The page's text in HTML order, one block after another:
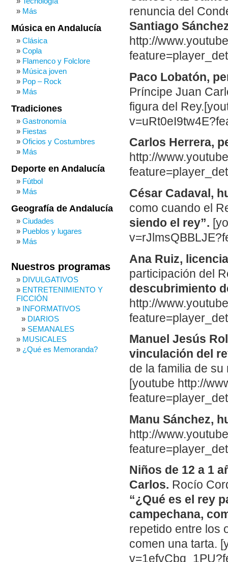
renuncia del
Santiago
http://
Paco Lobatón,
Príncipe Juan
figura del
Carlos Herrera,
http://
César Cadaval,
como cuando el
siendo el rey”.
Ana Ruiz,
participación del
descubrimiento
http://
Manuel Jesús
vinculación del
de la familia de
[youtube http://
Manu Sánchez,
http://
Niños de 12 a 1
Carlos. Rocío
“¿Qué es el rey
campechana,
repetido entre los
comen una tarta.
Más
Música en Andalucía
Clásica
Copla
Flamenco y Folclore
Música joven
Pop – Rock
Más
Tradiciones
Gastronomía
Fiestas
Oficios y Costumbres
Más
Deporte en Andalucía
Fútbol
Más
Geografía de Andalucía
Ciudades
Pueblos y lugares
Más
Nuestros programas
DIVULGATIVOS
ENTRETENIMIENTO Y
FICCIÓN
INFORMATIVOS
DIARIOS
SEMANALES
MUSICALES
¿Qué es Memoranda?